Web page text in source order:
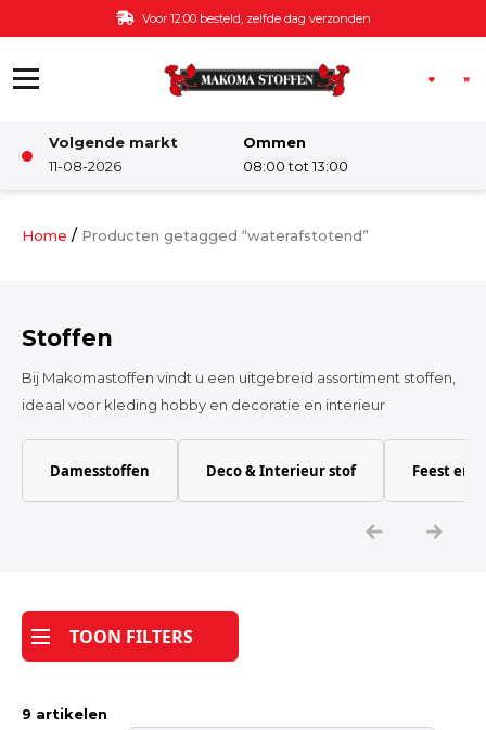
Ga naar de inhoud Voor 12:00 besteld, zelfde dag verzonden
Volgende markt
11-08-2026
Ommen
08:00 tot 13:00
Damesstoffen
Katoen
Tijdpakker stof
Home / Producten getagged “waterafstotend”
Stoffen
Bij Makomastoffen vindt u een uitgebreid assortiment stoffen,
ideaal voor kleding hobby en decoratie en interieur
Damesstoffen Deco & Interieur stof Feest en
TOON FILTERS
9 artikelen